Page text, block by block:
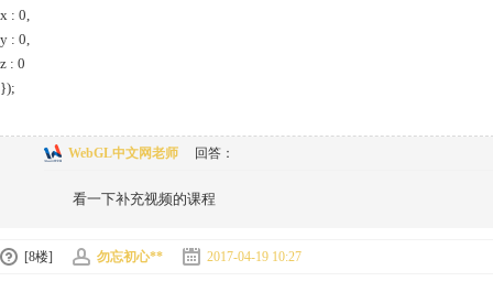
x : 0,
y : 0,
z : 0
});
WebGL中文网老师 回答：
看一下补充视频的课程
[8楼] 勿忘初心** 2017-04-19 10:27